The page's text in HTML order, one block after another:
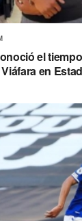
el
en